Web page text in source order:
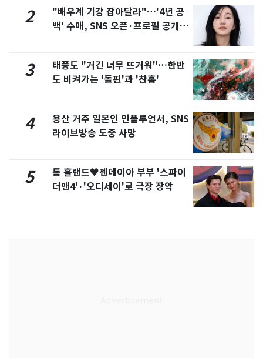
2
"배우계 기강 잡아달라"…'4년 공
백' 수애, SNS 오픈·프로필 공개
3
태풍도 "거긴 너무 뜨거워"…한반
도 비켜가는 '돌핀'과 '찬홈'
4
용산 거주 일본인 인플루언서, SNS
라이브방송 도중 사망
5
톰 홀랜드♥젠데이아 부부 '스파이
더맨4'·'오디세이'로 극장 장악